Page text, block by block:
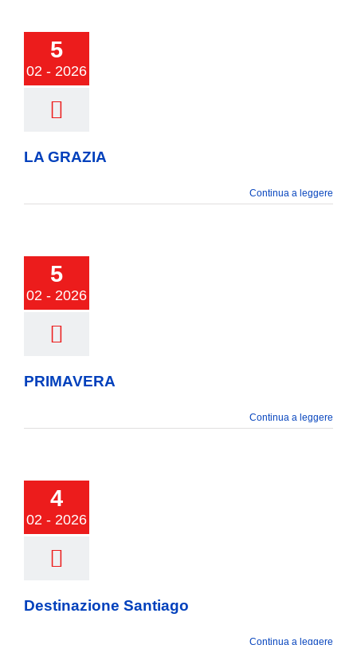
5
02 - 2026
GRAZIA
LA GRAZIA
Continua a leggere
5
02 - 2026
PRIMAVERA
Continua a leggere
4
02 - 2026
Destinazione Santiago
Continua a leggere